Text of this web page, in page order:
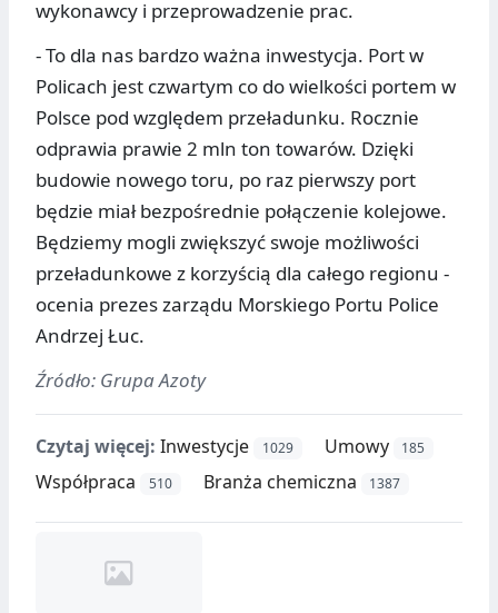
wykonawcy i przeprowadzenie prac.
- To dla nas bardzo ważna inwestycja. Port w
Policach jest czwartym co do wielkości portem w
Polsce pod względem przeładunku. Rocznie
odprawia prawie 2 mln ton towarów. Dzięki
budowie nowego toru, po raz pierwszy port
będzie miał bezpośrednie połączenie kolejowe.
Będziemy mogli zwiększyć swoje możliwości
przeładunkowe z korzyścią dla całego regionu -
ocenia prezes zarządu Morskiego Portu Police
Andrzej Łuc.
Źródło: Grupa Azoty
Czytaj więcej: Inwestycje 1029 Umowy 185
Współpraca 510 Branża chemiczna 1387